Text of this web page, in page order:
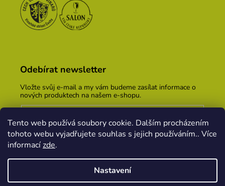
Tento web používá soubory cookie. Dalším procházením
tohoto webu vyjadřujete souhlas s jejich používáním.. Více
informacízde.
Nastavení
Odebírat newsletter
Vložte svůj e-mail a my vám budeme zasílat informace o
nových produktech na našem e-shopu.
Vložením e-mailu souhlasíte spodmínkami ochrany
osobních údajů
PŘIHLÁSIT SE